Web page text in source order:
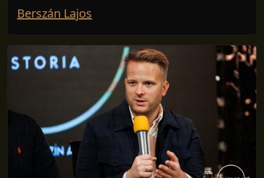
Berszán Lajos